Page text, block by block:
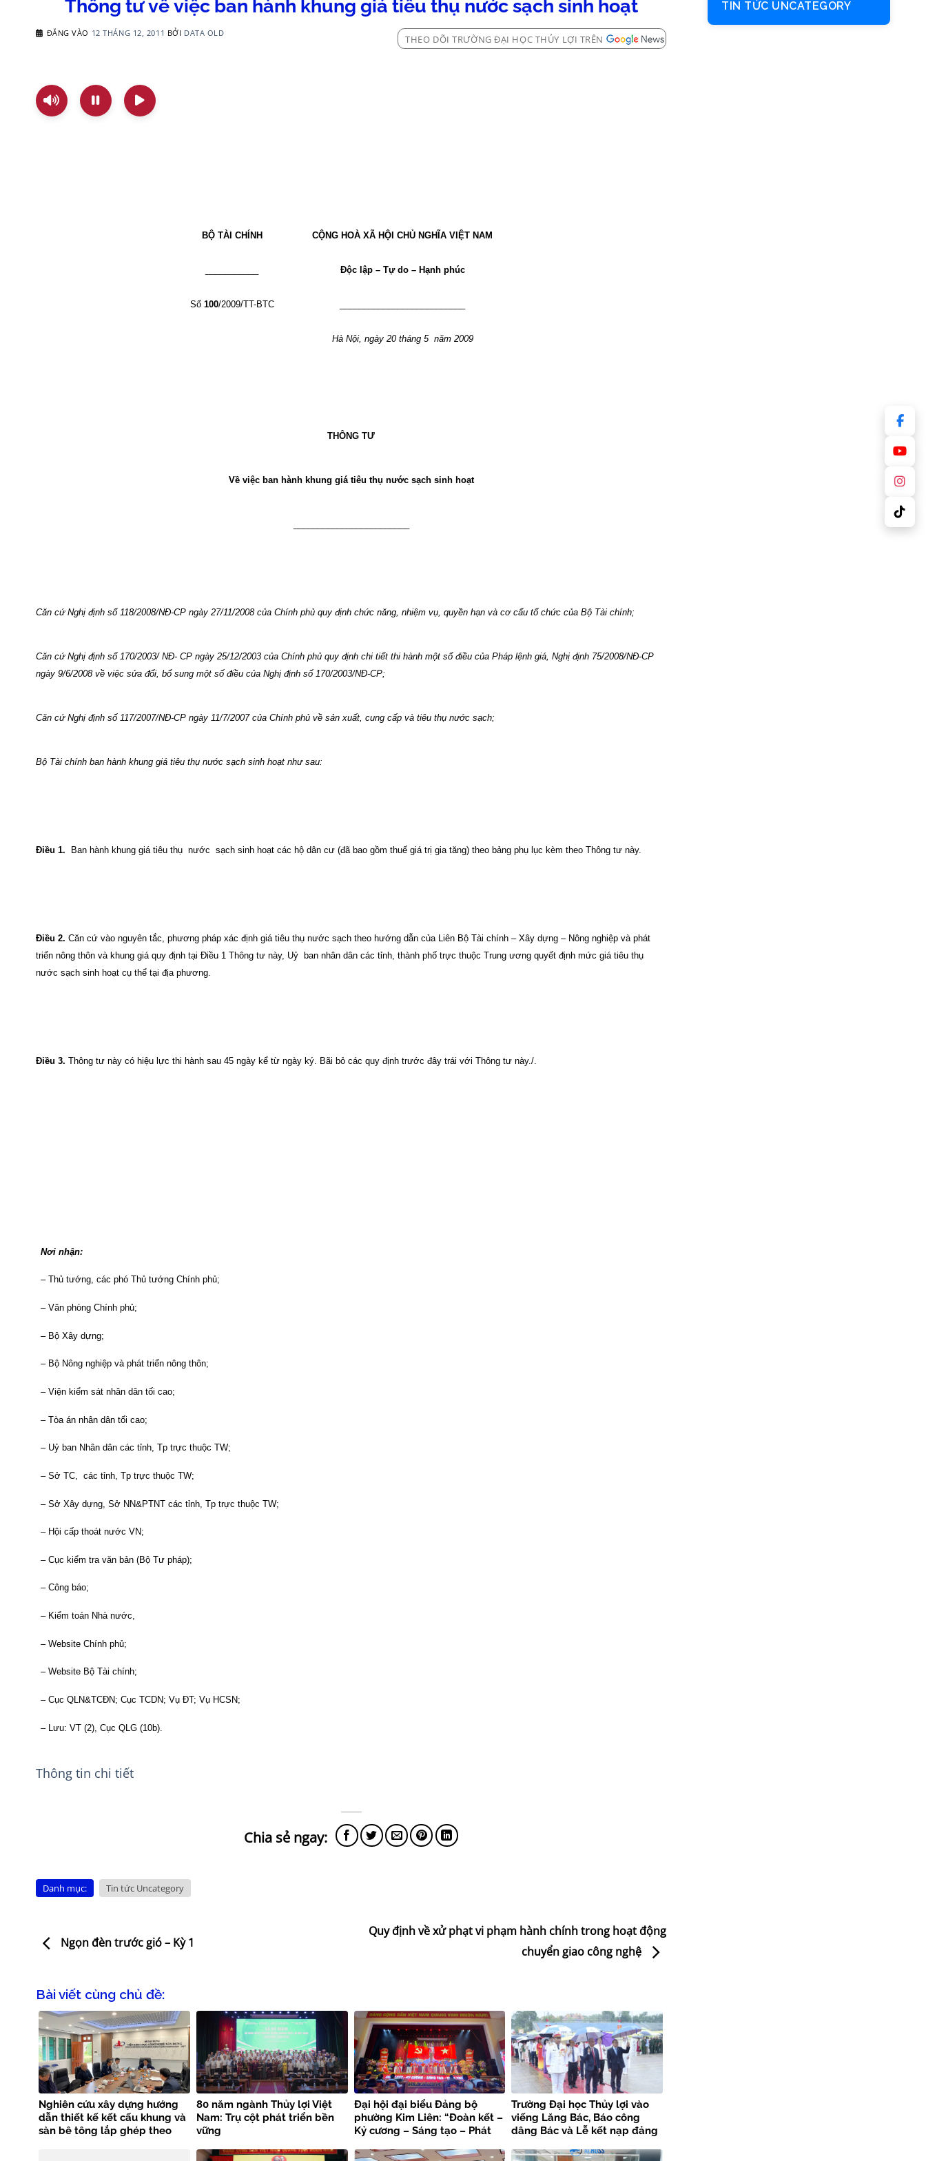
Thông tư về việc ban hành khung giá tiêu thụ nước sạch sinh hoạt
ĐĂNG VÀO 12 THÁNG 12, 2011 BỞI DATA OLD
THEO DÕI TRƯỜNG ĐẠI HỌC THỦY LỢI TRÊN
BỘ TÀI CHÍNH
Số 100/2009/TT-BTC
CỘNG HOÀ XÃ HỘI CHỦ NGHĨA VIỆT NAM
Độc lập – Tự do – Hạnh phúc
Hà Nội, ngày 20 tháng 5 năm 2009
THÔNG TƯ
Về việc ban hành khung giá tiêu thụ nước sạch sinh hoạt
Căn cứ Nghị định số 118/2008/NĐ-CP ngày 27/11/2008 của Chính phủ quy định chức năng, nhiệm vụ, quyền hạn và cơ cấu tổ chức của Bộ Tài chính;
Căn cứ Nghị định số 170/2003/ NĐ- CP ngày 25/12/2003 của Chính phủ quy định chi tiết thi hành một số điều của Pháp lệnh giá, Nghị định 75/2008/NĐ-CP
ngày 9/6/2008 về việc sửa đổi, bổ sung một số điều của Nghị định số 170/2003/NĐ-CP;
Căn cứ Nghị định số 117/2007/NĐ-CP ngày 11/7/2007 của Chính phủ về sản xuất, cung cấp và tiêu thụ nước sạch;
Bộ Tài chính ban hành khung giá tiêu thụ nước sạch sinh hoạt như sau:
Điều 1. Ban hành khung giá tiêu thụ nước sạch sinh hoạt các hộ dân cư (đã bao gồm thuế giá trị gia tăng) theo bảng phụ lục kèm theo Thông tư này.
Điều 2. Căn cứ vào nguyên tắc, phương pháp xác định giá tiêu thụ nước sạch theo hướng dẫn của Liên Bộ Tài chính – Xây dựng – Nông nghiệp và phát
triển nông thôn và khung giá quy định tại Điều 1 Thông tư này, Uỷ ban nhân dân các tỉnh, thành phố trực thuộc Trung ương quyết định mức giá tiêu thụ
nước sạch sinh hoạt cụ thể tại địa phương.
Điều 3. Thông tư này có hiệu lực thi hành sau 45 ngày kể từ ngày ký. Bãi bỏ các quy định trước đây trái với Thông tư này./.
Nơi nhận:
– Thủ tướng, các phó Thủ tướng Chính phủ;
– Văn phòng Chính phủ;
– Bộ Xây dựng;
– Bộ Nông nghiệp và phát triển nông thôn;
– Viện kiểm sát nhân dân tối cao;
– Tòa án nhân dân tối cao;
– Uỷ ban Nhân dân các tỉnh, Tp trực thuộc TW;
– Sở TC, các tỉnh, Tp trực thuộc TW;
– Sở Xây dựng, Sở NN&PTNT các tỉnh, Tp trực thuộc TW;
– Hội cấp thoát nước VN;
– Cục kiểm tra văn bản (Bộ Tư pháp);
– Công báo;
– Kiểm toán Nhà nước,
– Website Chính phủ;
– Website Bộ Tài chính;
– Cục QLN&TCĐN; Cục TCDN; Vụ ĐT; Vụ HCSN;
– Lưu: VT (2), Cục QLG (10b).
Thông tin chi tiết
Danh mục: Tin tức Uncategory
Ngọn đèn trước gió – Kỳ 1
Quy định về xử phạt vi phạm hành chính trong hoạt động
chuyển giao công nghệ
Bài viết cùng chủ đề:
Nghiên cứu xây dựng hướng
dẫn thiết kế kết cấu khung và
sàn bê tông lắp ghép theo
80 năm ngành Thủy lợi Việt
Nam: Trụ cột phát triển bền
vững
Đại hội đại biểu Đảng bộ
phường Kim Liên: “Đoàn kết –
Kỷ cương – Sáng tạo – Phát
Trường Đại học Thủy lợi vào
viếng Lăng Bác, Báo công
dâng Bác và Lễ kết nạp đảng
kiện trọng đại
TIN TỨC UNCATEGORY